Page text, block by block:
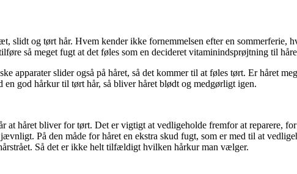
slidt og tørt hår. Hvem kender ikke fornemmelsen efter en sommerferie,
så meget fugt at det føles som en decideret vitaminindsprøjtning til
apparater slider også på håret, så det kommer til at føles tørt. Er håret
god hårkur til tørt hår, så bliver håret blødt og medgørligt igen.
at håret bliver for tørt. Det er vigtigt at vedligeholde fremfor at reparere,
På den måde for håret en ekstra skud fugt, som er med til at
Så det er ikke helt tilfældigt hvilken hårkur man vælger.